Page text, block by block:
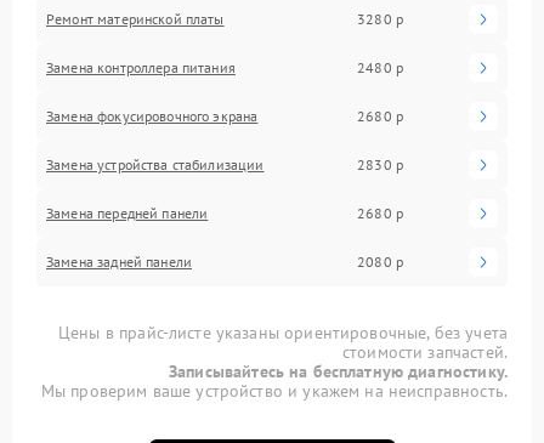
Ремонт материнской платы 3280 р
Замена контроллера питания 2480 р
Замена фокусировочного экрана 2680 р
Замена устройства стабилизации 2830 р
Замена передней панели 2680 р
Замена задней панели 2080 р
Цены в прайс-листе указаны ориентировочные, без учета
стоимости запчастей.
Записывайтесь на бесплатную диагностику.
Мы проверим ваше устройство и укажем на неисправность.